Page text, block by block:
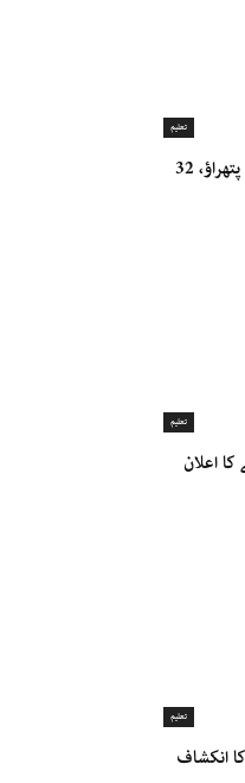
تعلیم
ساہیوال: پاکپتن چوک میں طلباء کا احتجاج اور پتھراؤ، 32
تعلیم
اعلان
تعلیم
انکشاف